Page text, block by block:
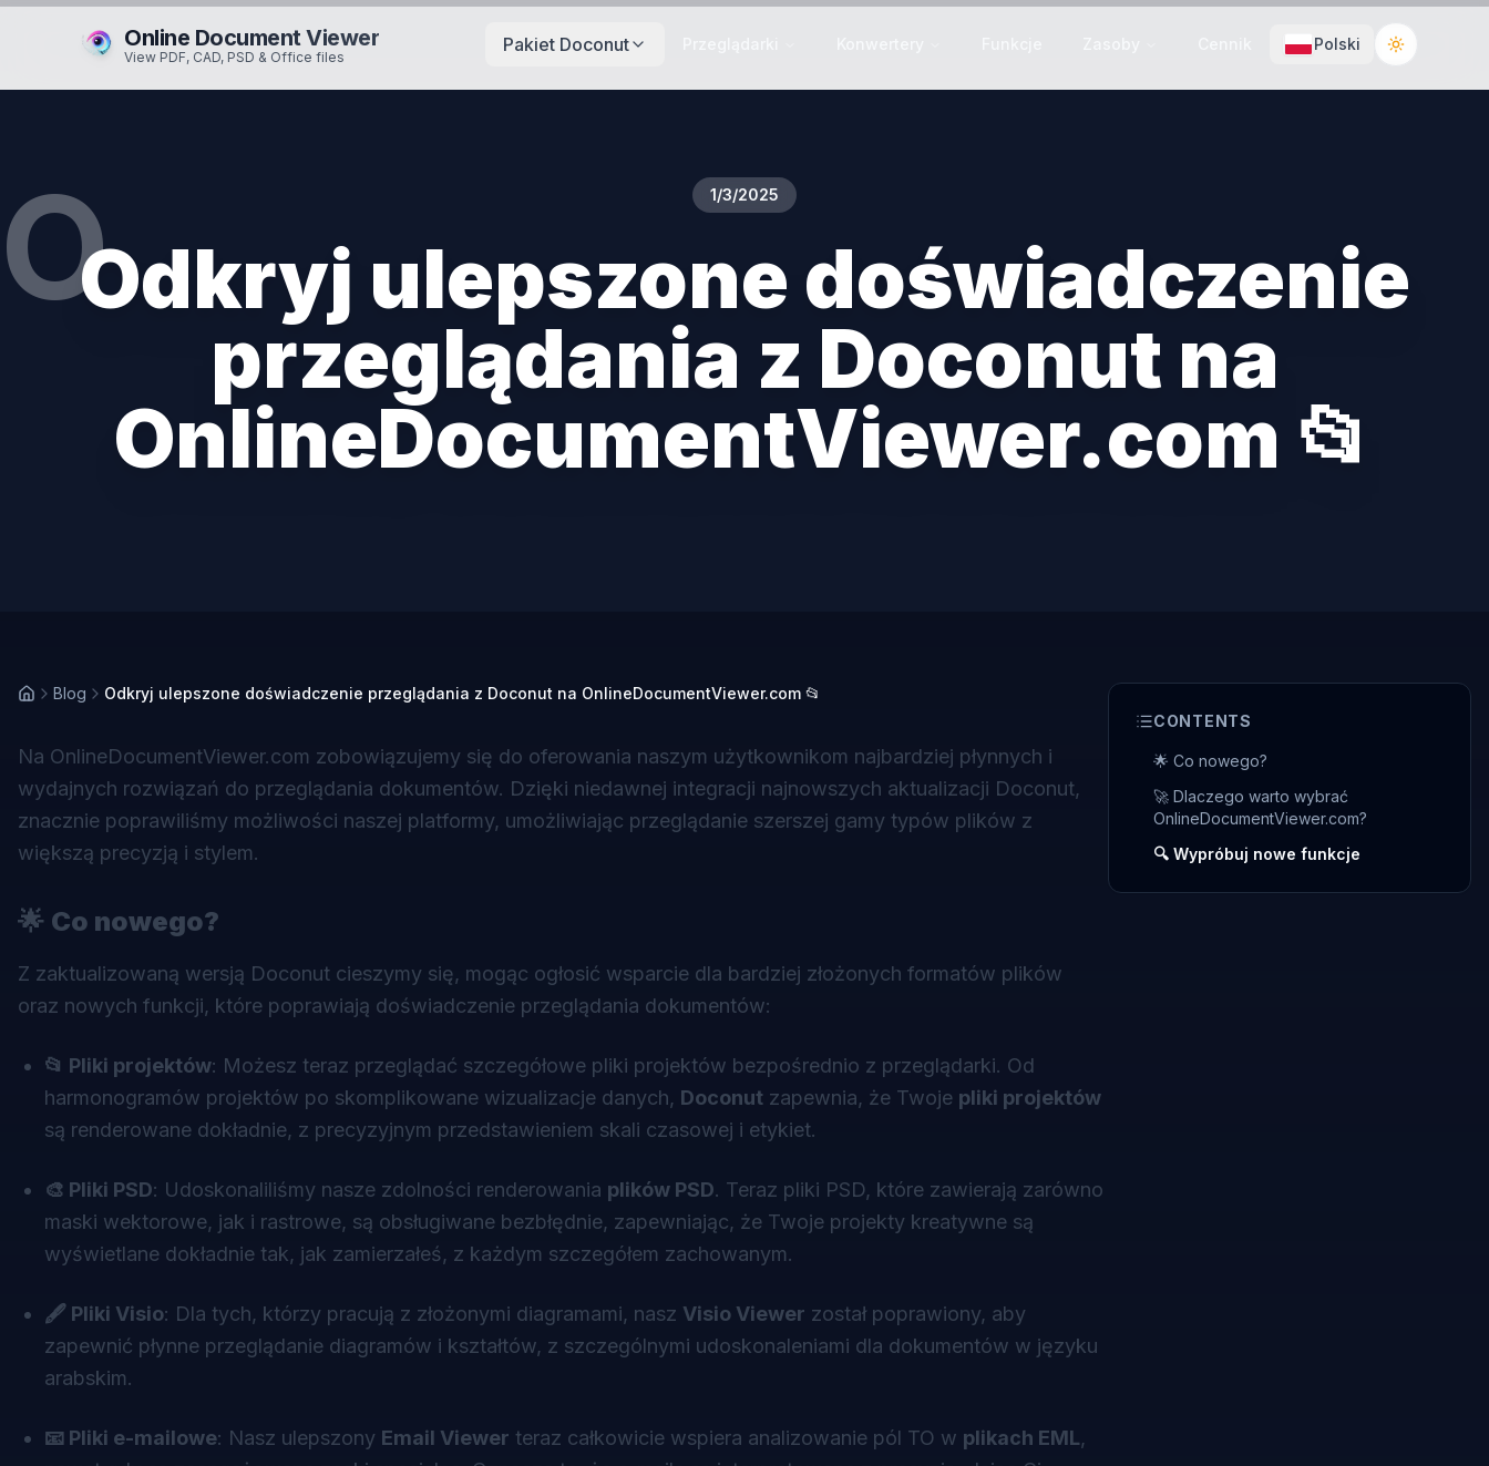
Online Document Viewer
View PDF, CAD, PSD & Office files
Pakiet Doconut Polski Toggle
O 1/3/2025
Odkryj ulepszone doświadczenie
przeglądania z Doconut na
OnlineDocumentViewer.com 📂
Blog Odkryj ulepszone doświadczenie przeglądania z Doconut na OnlineDocumentViewer.com 📂
Na OnlineDocumentViewer.com zobowiązujemy się do oferowania naszym użytkownikom najbardziej płynnych i
wydajnych rozwiązań do przeglądania dokumentów. Dzięki niedawnej integracji najnowszych aktualizacji Doconut,
znacznie poprawiliśmy możliwości naszej platformy, umożliwiając przeglądanie szerszej gamy typów plików z
większą precyzją i stylem.
🌟 Co nowego?
Z zaktualizowaną wersją Doconut cieszymy się, mogąc ogłosić wsparcie dla bardziej złożonych formatów plików
oraz nowych funkcji, które poprawiają doświadczenie przeglądania dokumentów:
📂 Pliki projektów: Możesz teraz przeglądać szczegółowe pliki projektów bezpośrednio z przeglądarki. Od
harmonogramów projektów po skomplikowane wizualizacje danych, Doconut zapewnia, że Twoje pliki projektów
są renderowane dokładnie, z precyzyjnym przedstawieniem skali czasowej i etykiet.
🎨 Pliki PSD: Udoskonaliliśmy nasze zdolności renderowania plików PSD. Teraz pliki PSD, które zawierają zarówno
maski wektorowe, jak i rastrowe, są obsługiwane bezbłędnie, zapewniając, że Twoje projekty kreatywne są
wyświetlane dokładnie tak, jak zamierzałeś, z każdym szczegółem zachowanym.
🖋 Pliki Visio: Dla tych, którzy pracują z złożonymi diagramami, nasz Visio Viewer został poprawiony, aby
zapewnić płynne przeglądanie diagramów i kształtów, z szczególnymi udoskonaleniami dla dokumentów w języku
arabskim.
📧 Pliki e-mailowe: Nasz ulepszony Email Viewer teraz całkowicie wspiera analizowanie pól TO w plikach EML,
CONTENTS
🌟 Co nowego?
🚀 Dlaczego warto wybrać
OnlineDocumentViewer.com?
🔍 Wypróbuj nowe funkcje